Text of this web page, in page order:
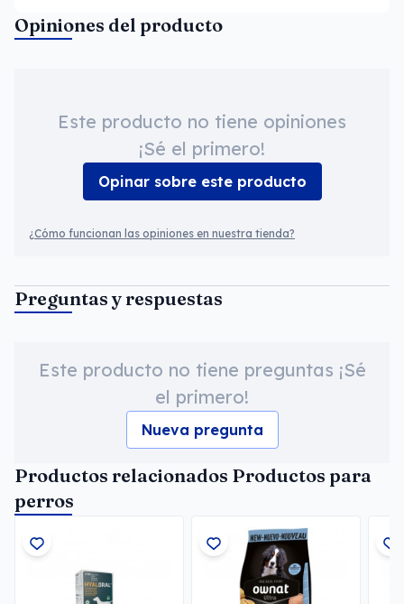
Opiniones del producto
Este producto no tiene opiniones
¡Sé el primero!
Opinar sobre este producto
¿Cómo funcionan las opiniones en nuestra tienda?
Preguntas y respuestas
Este producto no tiene preguntas ¡Sé
el primero!
Nueva pregunta
Productos relacionados Productos para
perros